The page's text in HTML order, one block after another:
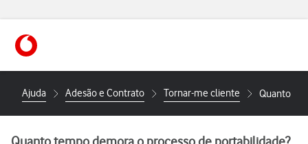
https://www.vodafone.pt
Ajuda Adesão e Contrato Tornar-me cliente Quanto